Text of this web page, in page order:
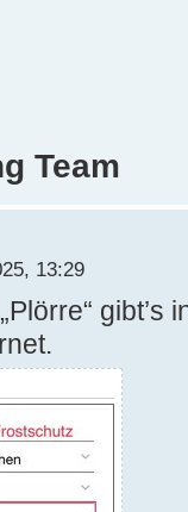
Team
13:29
gibt’s